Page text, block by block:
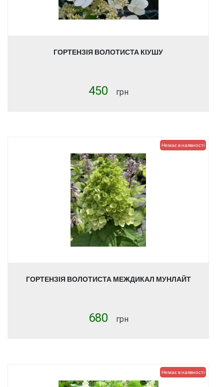
ГОРТЕНЗІЯ ВОЛОТИСТА КІУШУ
450 грн
Немає в наявності
ГОРТЕНЗІЯ ВОЛОТИСТА МЕЖДИКАЛ МУНЛАЙТ
680 грн
Немає в наявності